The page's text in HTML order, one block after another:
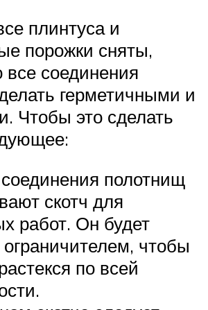
плинтуса и
порожки сняты,
соединения
герметичными и
Чтобы это сделать
полотнищ
скотч для
работ. Он будет
чтобы
по всей